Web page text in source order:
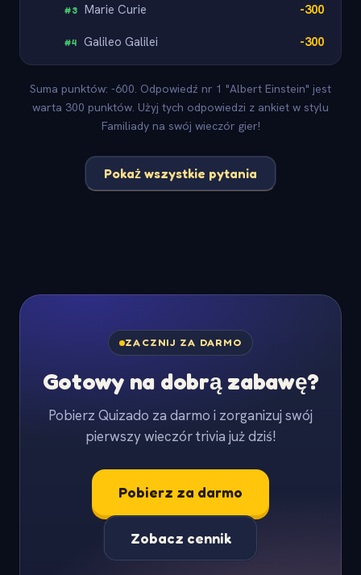
#3 Marie Curie -300
#4 Galileo Galilei -300
Suma punktów: -600. Odpowiedź nr 1 "Albert Einstein" jest
warta 300 punktów. Użyj tych odpowiedzi z ankiet w stylu
Familiady na swój wieczór gier!
Pokaż wszystkie pytania
ZACZNIJ ZA DARMO
Gotowy na dobrą zabawę?
Pobierz Quizado za darmo i zorganizuj swój
pierwszy wieczór trivia już dziś!
Pobierz za darmo
Zobacz cennik